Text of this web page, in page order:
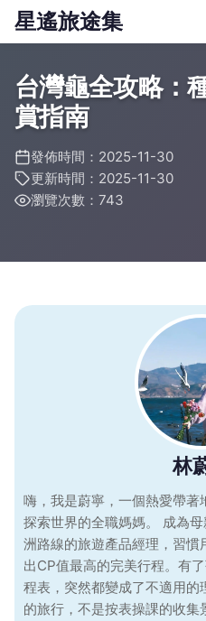
星遙旅途集
台灣龜全攻略：
賞指南
發佈時間：2025-11-30
更新時間：2025-11-30
瀏覽次數：743
林
嗨，我是蔚寧，一個熱愛帶
探索世界的全職媽媽。 成為
洲路線的旅遊產品經理，習
出CP值最高的完美行程。有
程表，突然都變成了不適用
的旅行，不是按表操課的收